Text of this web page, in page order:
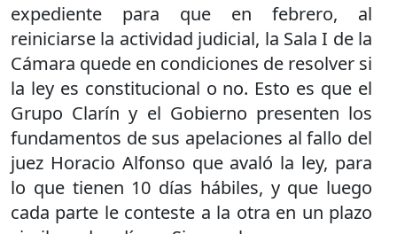
expediente para que en febrero, al
reiniciarse la actividad judicial, la Sala I de la
Cámara quede en condiciones de resolver si
la ley es constitucional o no. Esto es que el
Grupo Clarín y el Gobierno presenten los
fundamentos de sus apelaciones al fallo del
juez Horacio Alfonso que avaló la ley, para
lo que tienen 10 días hábiles, y que luego
cada parte le conteste a la otra en un plazo